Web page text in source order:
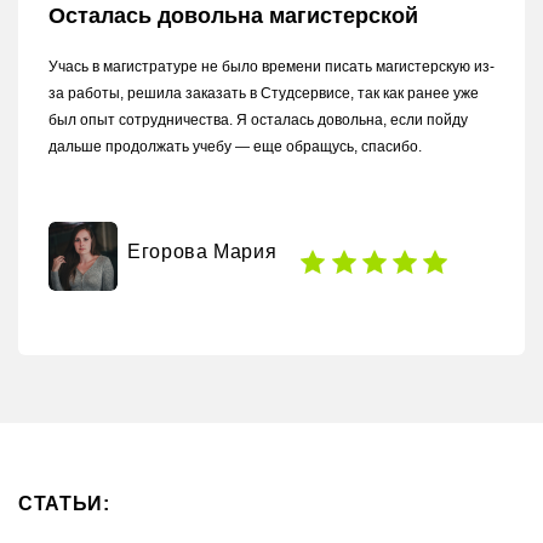
Осталась довольна магистерской
Учась в магистратуре не было времени писать магистерскую из-
за работы, решила заказать в Студсервисе, так как ранее уже
был опыт сотрудничества. Я осталась довольна, если пойду
дальше продолжать учебу — еще обращусь, спасибо.
Егорова Мария
СТАТЬИ: